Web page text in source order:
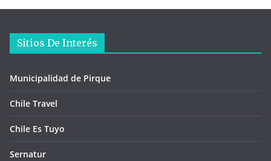
Sitios De Interés
Municipalidad de Pirque
Chile Travel
Chile Es Tuyo
Sernatur